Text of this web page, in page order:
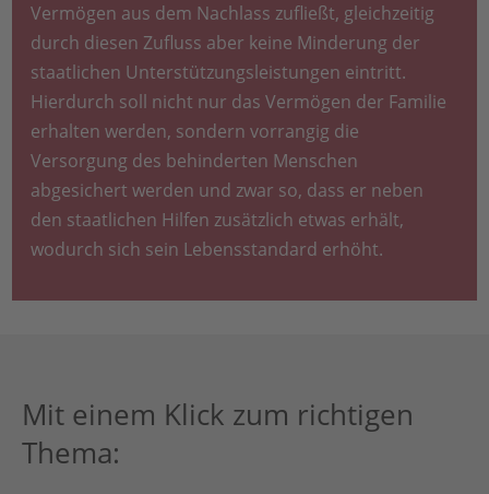
Vermögen aus dem Nachlass zufließt, gleichzeitig
durch diesen Zufluss aber keine Minderung der
staatlichen Unterstützungsleistungen eintritt.
Hierdurch soll nicht nur das Vermögen der Familie
erhalten werden, sondern vorrangig die
Versorgung des behinderten Menschen
abgesichert werden und zwar so, dass er neben
den staatlichen Hilfen zusätzlich etwas erhält,
wodurch sich sein Lebensstandard erhöht.
Mit einem Klick zum richtigen
Thema: